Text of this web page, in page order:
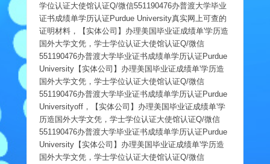
学位认证大使馆认证Q/微信551190476办普渡大学毕业
证书成绩单学历认证Purdue University真实网上可查的
证明材料，【实体公司】办理美国毕业证成绩单'学历造
国外大学文凭，学士学位认证大使馆认证Q/微信
551190476办普渡大学毕业证书成绩单学历认证Purdue
University【实体公司】办理美国毕业证成绩单'学历造
国外大学文凭，学士学位认证大使馆认证Q/微信
551190476办普渡大学毕业证书成绩单学历认证Purdue
Universityoff，【实体公司】办理美国毕业证成绩单'学
历造国外大学文凭，学士学位认证大使馆认证Q/微信
551190476办普渡大学毕业证书成绩单学历认证Purdue
University【实体公司】办理美国毕业证成绩单'学历造
国外大学文凭，学士学位认证大使馆认证Q/微信